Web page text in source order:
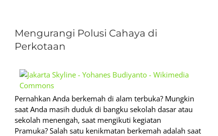
Larger
Image
Mengurangi Polusi Cahaya di
Perkotaan
Pernahkan Anda berkemah di alam terbuka? Mungkin
saat Anda masih duduk di bangku sekolah dasar atau
sekolah menengah, saat mengikuti kegiatan
Pramuka? Salah satu kenikmatan berkemah adalah saat